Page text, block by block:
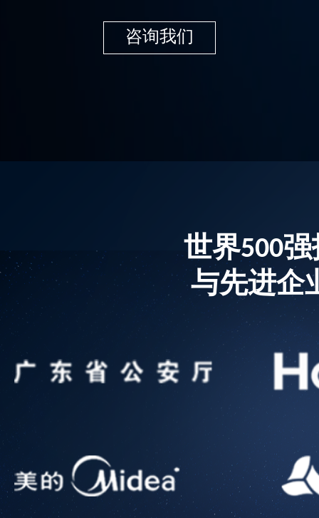
咨询我们
世界500
与先进企